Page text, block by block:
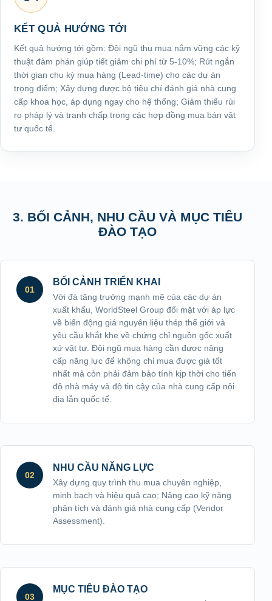
KẾT QUẢ HƯỚNG TỚI
Kết quả hướng tới gồm: Đội ngũ thu mua nắm vững các kỹ
thuật đàm phán giúp tiết giảm chi phí từ 5-10%; Rút ngắn
thời gian chu kỳ mua hàng (Lead-time) cho các dự án
trọng điểm; Xây dựng được bộ tiêu chí đánh giá nhà cung
cấp khoa học, áp dụng ngay cho hệ thống; Giảm thiểu rủi
ro pháp lý và tranh chấp trong các hợp đồng mua bán vật
tư quốc tế.
3. BỐI CẢNH, NHU CẦU VÀ MỤC TIÊU
ĐÀO TẠO
01
BỐI CẢNH TRIỂN KHAI
Với đà tăng trưởng mạnh mẽ của các dự án
xuất khẩu, WorldSteel Group đối mặt với áp lực
về biến động giá nguyên liệu thép thế giới và
yêu cầu khắt khe về chứng chỉ nguồn gốc xuất
xứ vật tư. Đội ngũ mua hàng cần được nâng
cấp năng lực để không chỉ mua được giá tốt
nhất mà còn phải đảm bảo tính kịp thời cho tiến
độ nhà máy và độ tin cậy của nhà cung cấp nội
địa lẫn quốc tế.
02
NHU CẦU NĂNG LỰC
Xây dựng quy trình thu mua chuyên nghiệp,
minh bạch và hiệu quả cao; Nâng cao kỹ năng
phân tích và đánh giá nhà cung cấp (Vendor
Assessment).
03
MỤC TIÊU ĐÀO TẠO